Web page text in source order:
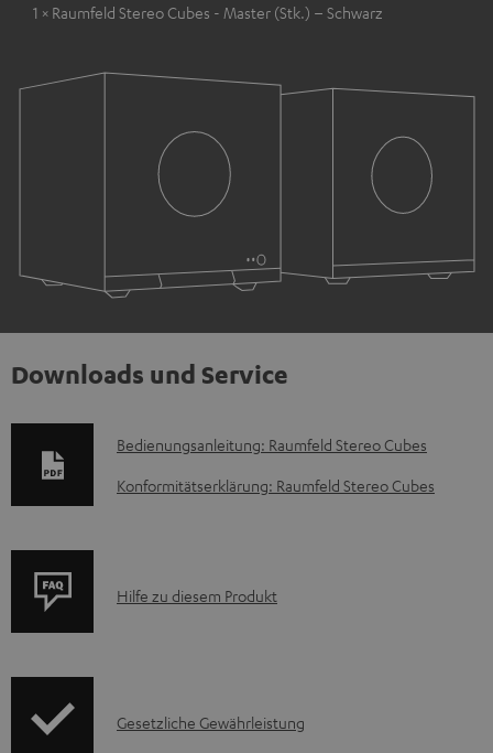
1 × Raumfeld Stereo Cubes - Master (Stk.) – Schwarz
Downloads und Service
D
o
e
e
Bedienungsanleitung: Raumfeld Stereo Cubes
Konformitätserklärung: Raumfeld Stereo Cubes
P
u
Hilfe zu diesem Produkt
IGesetzliche Gewährleistung